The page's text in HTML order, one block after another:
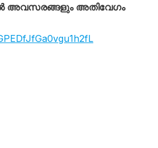
അവസരങ്ങളും അതിവേഗം